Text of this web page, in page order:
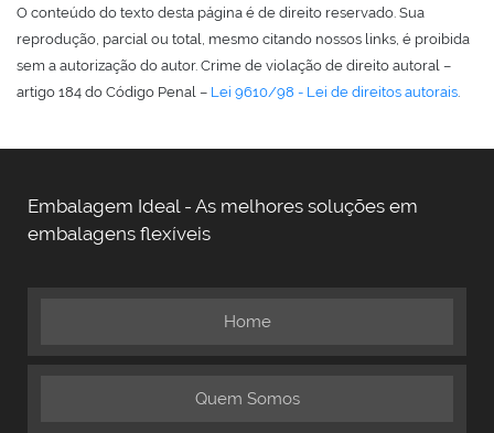
O conteúdo do texto desta página é de direito reservado. Sua
reprodução, parcial ou total, mesmo citando nossos links, é proibida
sem a autorização do autor. Crime de violação de direito autoral –
artigo 184 do Código Penal – Lei 9610/98 - Lei de direitos autorais.
Embalagem Ideal - As melhores soluções em
embalagens flexíveis
Home
Quem Somos